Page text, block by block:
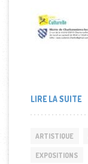
LIRE LA SUITE
ARTISTIQUE
EXPOSITIONS